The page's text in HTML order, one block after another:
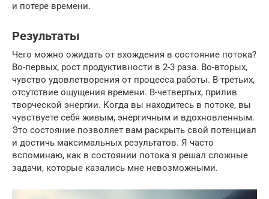
и потере времени.
Результаты
Чего можно ожидать от вхождения в состояние потока?
Во-первых, рост продуктивности в 2-3 раза. Во-вторых,
чувство удовлетворения от процесса работы. В-третьих,
отсутствие ощущения времени. В-четвертых, прилив
творческой энергии. Когда вы находитесь в потоке, вы
чувствуете себя живым, энергичным и вдохновленным.
Это состояние позволяет вам раскрыть свой потенциал
и достичь максимальных результатов. Я часто
вспоминаю, как в состоянии потока я решал сложные
задачи, которые казались мне невозможными.